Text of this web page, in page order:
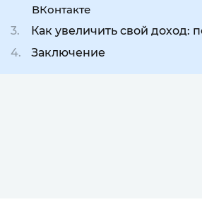
ВКонтакте
Как увеличить свой доход:
Заключение